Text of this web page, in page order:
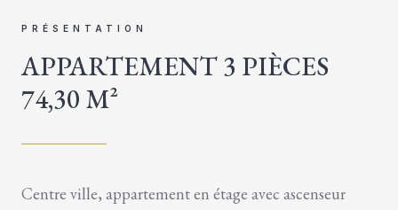
PRÉSENTATION
APPARTEMENT 3 PIÈCES
74,30 M²
Centre ville, appartement en étage avec ascenseur